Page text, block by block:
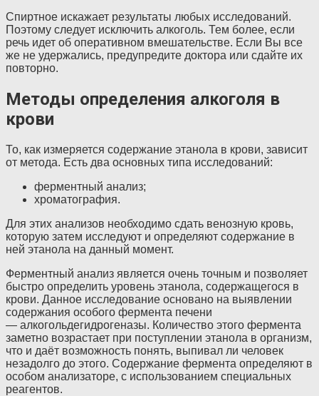
Спиртное искажает результаты любых исследований.
Поэтому следует исключить алкоголь. Тем более, если
речь идет об оперативном вмешательстве. Если Вы все
же не удержались, предупредите доктора или сдайте их
повторно.
Методы определения алкоголя в
крови
То, как измеряется содержание этанола в крови, зависит
от метода. Есть два основных типа исследований:
ферментный анализ;
хроматография.
Для этих анализов необходимо сдать венозную кровь,
которую затем исследуют и определяют содержание в
ней этанола на данный момент.
Ферментный анализ является очень точным и позволяет
быстро определить уровень этанола, содержащегося в
крови. Данное исследование основано на выявлении
содержания особого фермента печени
— алкогольдегидрогеназы. Количество этого фермента
заметно возрастает при поступлении этанола в организм,
что и даёт возможность понять, выпивал ли человек
незадолго до этого. Содержание фермента определяют в
особом анализаторе, с использованием специальных
реагентов.